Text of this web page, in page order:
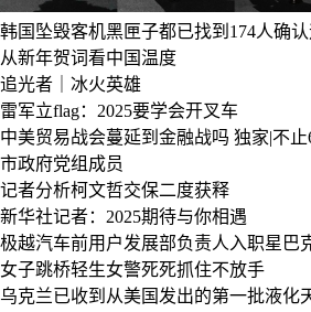
韩国坠毁客机黑匣子都已找到174人确
从新年贺词看中国温度
追光者｜冰火英雄
雷军立flag：2025要学会开叉车
中美贸易战会蔓延到金融战吗 独家|不
市政府党组成员
记者分析柯文哲交保二度获释
新华社记者：2025期待与你相遇
极越汽车前用户发展部负责人入职星巴
女子跳桥轻生女警死死抓住不放手
乌克兰已收到从美国发出的第一批液化